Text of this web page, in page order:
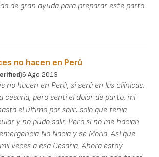
de gran ayuda para preparar este parto.
no hacen en Perú
6 Ago 2013
no hacen en Perú, si será en las cliínicas.
cesaria, pero senti el dolor de parto, mi
el último por salir, solo que tenia
y no pudo salir. Pero si no me hacian
No Nacia y se Moría. Así que
veces a esa Cesaria. Ahora estoy